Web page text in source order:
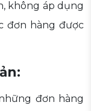
không áp dụng
đơn hàng được
đơn hàng